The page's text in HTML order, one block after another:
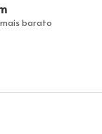
barato